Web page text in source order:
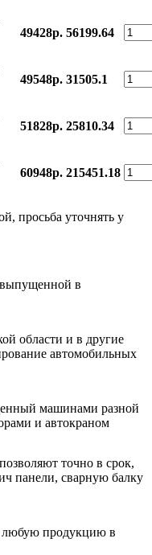
49428р. 56199.64
49548р. 31505.1
51828р. 25810.34
60948р. 215451.18
просьба уточнять у
в
области и в другие
автомобильных
машинами разной
и автокраном
точно в срок,
панели, сварную балку
продукцию в